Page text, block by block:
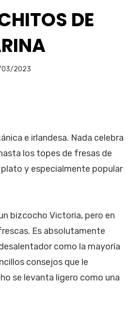
DE
2023
e irlandesa. Nada celebra
los topes de fresas de
y especialmente popular
bizcocho Victoria, pero en
Es absolutamente
como la mayoría
consejos que le
se levanta ligero como una